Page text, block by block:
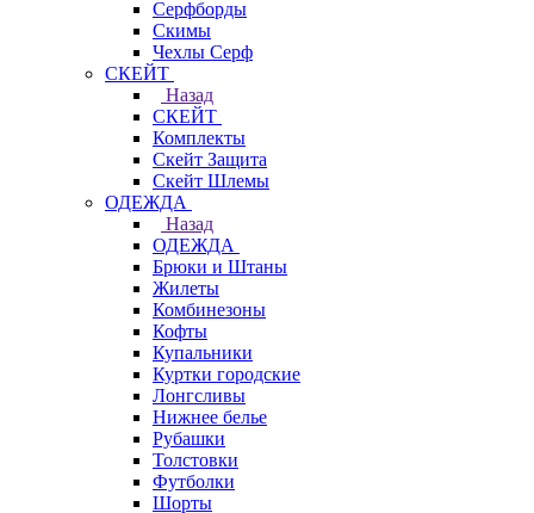
Серфборды
Скимы
Чехлы Cерф
СКЕЙТ
Назад
СКЕЙТ
Комплекты
Скейт Защита
Скейт Шлемы
ОДЕЖДА
Назад
ОДЕЖДА
Брюки и Штаны
Жилеты
Комбинезоны
Кофты
Купальники
Куртки городские
Лонгсливы
Нижнее белье
Рубашки
Толстовки
Футболки
Шорты